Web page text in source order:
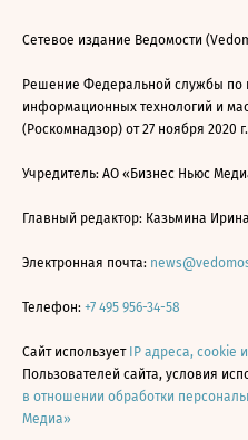
Сетевое издание Ведомости
Решение Федеральной службы по
информационных технологий и
(Роскомнадзор) от 27 ноября 2020
Учредитель: АО «Бизнес Ньюс
Главный редактор: Казьмина
Электронная почта:
Телефон: +7 495 956-34-58
Сайт использует IP адреса, cookie
Пользователей сайта, условия
в отношении обработки
Медиа»